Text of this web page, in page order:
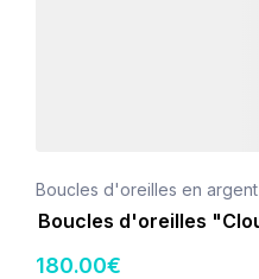
Boucles d'oreilles en argent
Boucles d'oreilles
180.00€